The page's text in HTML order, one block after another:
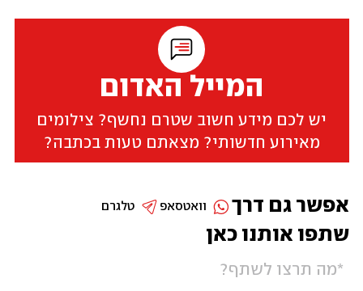
המייל האדום
יש לכם מידע חשוב שטרם נחשף? צילומים
מאירוע חדשותי? מצאתם טעות בכתבה?
שתפו אותנו כאן
אפשר גם דרך טלגרם וואטסאפ